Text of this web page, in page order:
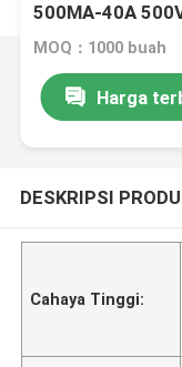
500MA-40A
MOQ：1000 buah
Harga
DESKRIPSI
Cahaya Tinggi: